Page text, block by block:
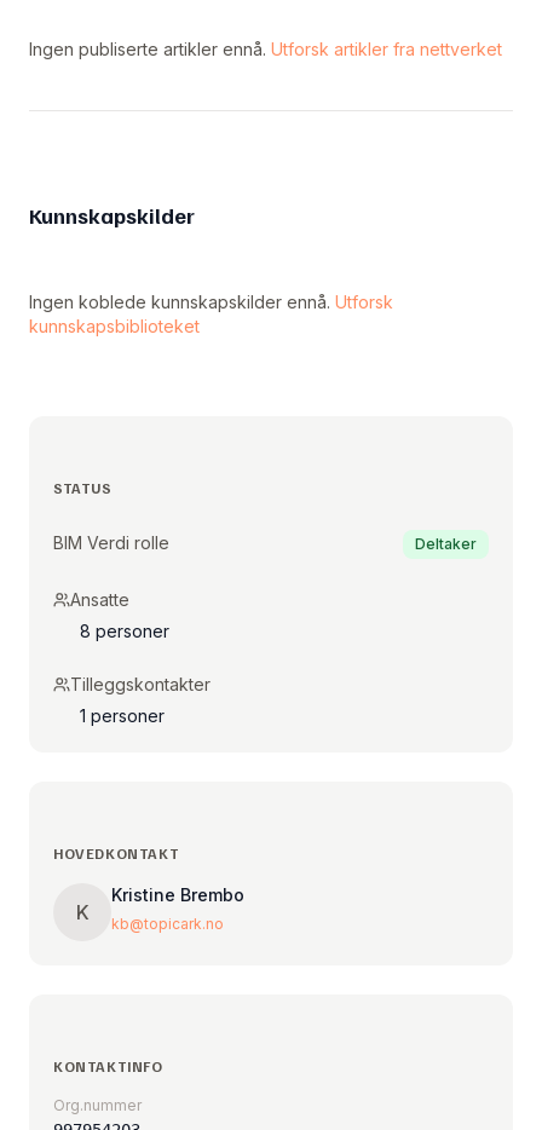
Ingen publiserte artikler ennå. Utforsk artikler fra nettverket
Kunnskapskilder
Ingen koblede kunnskapskilder ennå. Utforsk
kunnskapsbiblioteket
STATUS
BIM Verdi rolle Deltaker
Ansatte
8 personer
Tilleggskontakter
1 personer
HOVEDKONTAKT
K
Kristine Brembo
kb@topicark.no
KONTAKTINFO
Org.nummer